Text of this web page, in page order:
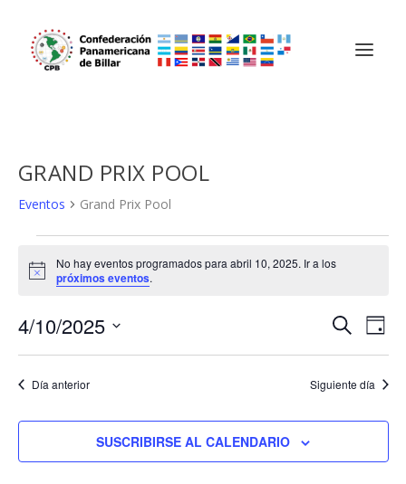
GRAND PRIX POOL
Eventos Grand Prix Pool
EN
10,
2025
Aviso
No hay eventos programados para abril 10, 2025. Ir a los
próximos eventos.
DE
VISTAS
BUSCAR
DE
DÍA
4/10/2025
fecha.
Día anterior Siguiente día
SUSCRIBIRSE AL CALENDARIO